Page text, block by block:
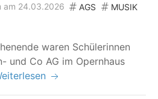
am 24.03.2026 AGS
MUSIK
waren Schü­le­rin­nen
und Co AG im Opern­haus